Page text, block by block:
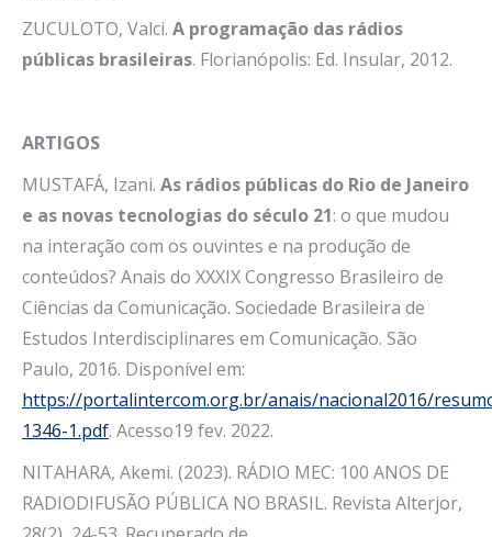
ZUCULOTO, Valci. A programação das rádios
públicas brasileiras. Florianópolis: Ed. Insular, 2012.
ARTIGOS
MUSTAFÁ, Izani. As rádios públicas do Rio de Janeiro
e as novas tecnologias do século 21: o que mudou
na interação com os ouvintes e na produção de
conteúdos? Anais do XXXIX Congresso Brasileiro de
Ciências da Comunicação. Sociedade Brasileira de
Estudos Interdisciplinares em Comunicação. São
Paulo, 2016. Disponível em:
https://portalintercom.org.br/anais/nacional2016/
1346-1.pdf. Acesso19 fev. 2022.
NITAHARA, Akemi. (2023). RÁDIO MEC: 100 ANOS DE
RADIODIFUSÃO PÚBLICA NO BRASIL. Revista Alterjor,